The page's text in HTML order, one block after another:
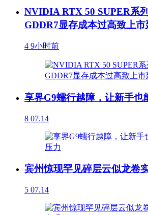
NVIDIA RTX 50 SUPER系
GDDR7显存成本过高致上市
4 9小时前
享界G9蠕行越障，让新手也
8 07.14
宾州惊现罕见碎层云似龙卷
5 07.14